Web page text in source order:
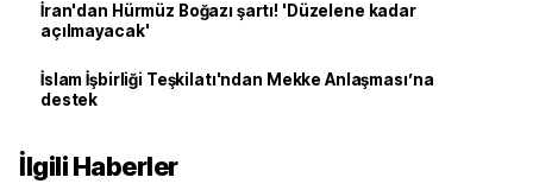
İran'dan Hürmüz Boğazı şartı! 'Düzelene kadar
açılmayacak'
İslam İşbirliği Teşkilatı'ndan Mekke Anlaşması’na
destek
İlgili Haberler